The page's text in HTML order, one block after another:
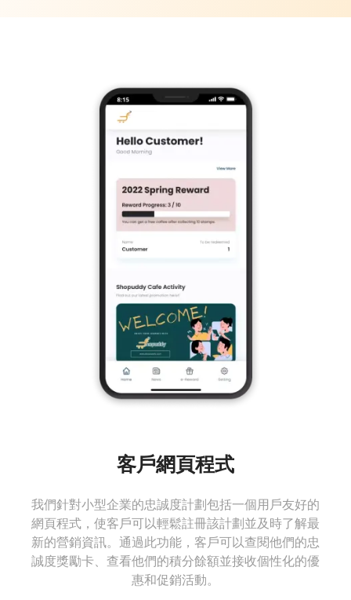
客戶網頁程式
我們針對小型企業的忠誠度計劃包括一個用戶友好的
網頁程式，使客戶可以輕鬆註冊該計劃並及時了解最
新的營銷資訊。通過此功能，客戶可以查閱他們的忠
誠度獎勵卡、查看他們的積分餘額並接收個性化的優
惠和促銷活動。